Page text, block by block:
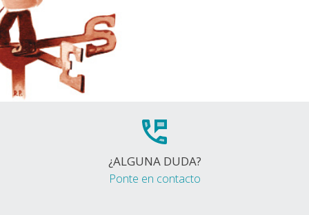
¿ALGUNA DUDA?
Ponte en contacto